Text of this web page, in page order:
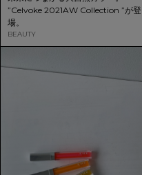
”Celvoke 2021AW Collection ”が登
場。
BEAUTY